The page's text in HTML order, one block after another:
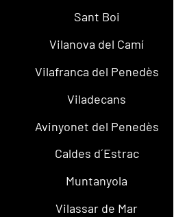
Sant Boi
Vilanova del Camí
Vilafranca del Penedès
Viladecans
Avinyonet del Penedès
Caldes d´Estrac
Muntanyola
Vilassar de Mar